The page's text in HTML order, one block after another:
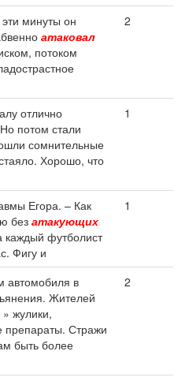
эти минуты он
атаковал
потоком
2
отлично
потом стали
сомнительные
Хорошо, что
1
Егора. – Как
без атакующих
каждый футболист
Фигу и
1
автомобиля в
Жителей
» жулики,
Стражи
быть более
2